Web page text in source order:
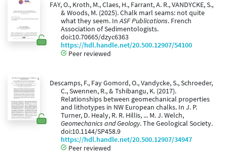
FAY, O., Kroth, M., Claes, H., Farrant, A. R., VANDYCKE, S.,
& Woods, M. (2025). Chalk marl seams: not quite
what they seem. InASF Publications. French
Association of Sedimentologists.
doi:10.70665/dzyc6363
https://hdl.handle.net/20.500.12907/54100
Peer reviewed
Descamps, F., Fay Gomord, O., Vandycke, S., Schroeder,
C., Swennen, R., & Tshibangu, K. (2017).
Relationships between geomechanical properties
and lithotypes in NW European chalks. In J. P.
Turner, D. Healy, R. R. Hillis, ... M. J. Welch,
Geomechanics and Geology. The Geological Society.
doi:10.1144/SP458.9
https://hdl.handle.net/20.500.12907/34947
Peer reviewed